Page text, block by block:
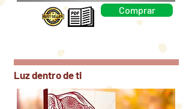
Comprar
Luz dentro de ti